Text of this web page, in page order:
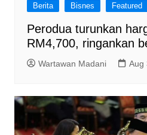
Berita Bisnes Featured
Perodua turunkan
RM4,700, ringankan
Wartawan Madani Aug